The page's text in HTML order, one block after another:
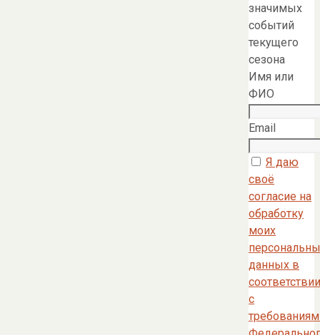
значимых
событий
текущего
сезона
Имя или
ФИО
Email
Я даю
своё
согласие на
обработку
моих
данных в
соответствии
с